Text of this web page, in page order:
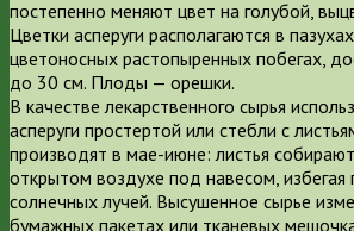
постепенно меняют цвет на голубой,
Цветки асперуги располагаются в
цветоносных растопыренных побегах,
до 30 см. Плоды — орешки.
В качестве лекарственного сырья
асперуги простертой или стебли с
производят в мае-июне: листья
открытом воздухе под навесом,
солнечных лучей. Высушенное сырье
бумажных пакетах или тканевых